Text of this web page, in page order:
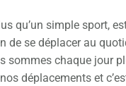
qu’un simple sport,
de se déplacer au
sommes chaque jour
déplacements et